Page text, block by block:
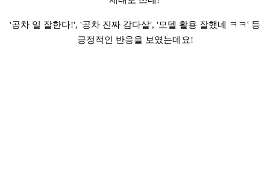
'공차 일 잘한다!', '공차 진짜 감다살', '모델 활용 잘했네 ㅋㅋ' 등
긍정적인 반응을 보였는데요!